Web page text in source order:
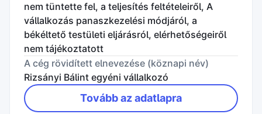
nem tüntette fel, a teljesítés feltételeiről, A
vállalkozás panaszkezelési módjáról, a
békéltető testületi eljárásról, elérhetőségeiről
nem tájékoztatott
A cég rövidített elnevezése (köznapi név)
Rizsányi Bálint egyéni vállalkozó
Tovább az adatlapra